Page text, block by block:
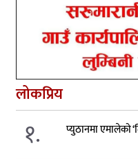
लोकप्रिय
१. प्युठानमा एमालेको